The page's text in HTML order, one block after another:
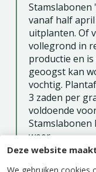
Deze website
We gebruiken cookies
Stamslabonen
vanaf half
uitplanten. Of
vollegrond in
productie en
geoogst kan
vochtig.
3 zaden per
voldoende
Stamslabonen
weer.